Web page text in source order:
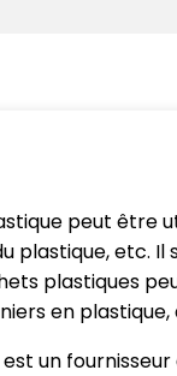
peut être
plastique, etc. Il
plastiques
en
est un